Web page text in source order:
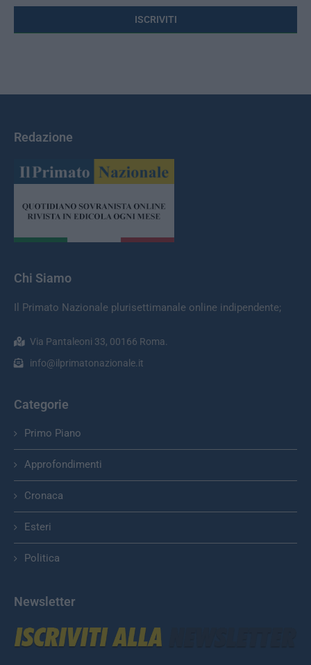
Redazione
Chi Siamo
Il Primato Nazionale plurisettimanale online indipendente;
Via Pantaleoni 33, 00166 Roma.
info@ilprimatonazionale.it
Categorie
Primo Piano
Approfondimenti
Cronaca
Esteri
Politica
Newsletter